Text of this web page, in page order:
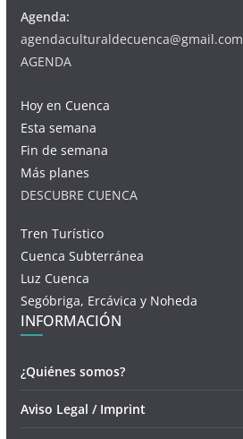
Agenda:
agendaculturaldecuenca@gmail.com
AGENDA
Hoy en Cuenca
Esta semana
Fin de semana
Más planes
DESCUBRE CUENCA
Tren Turístico
Cuenca Subterránea
Luz Cuenca
Segóbriga, Ercávica y Noheda
INFORMACIÓN
¿Quiénes somos?
Aviso Legal / Imprint